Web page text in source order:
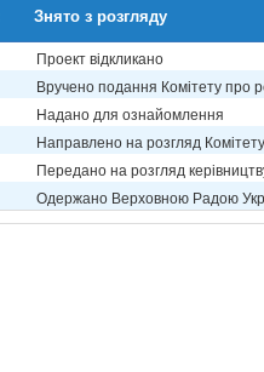
Знято з розгляду
Проект відкликано
Вручено подання Комітету про
Надано для ознайомлення
Направлено на розгляд Комітету
Передано на розгляд
Одержано Верховною Радою